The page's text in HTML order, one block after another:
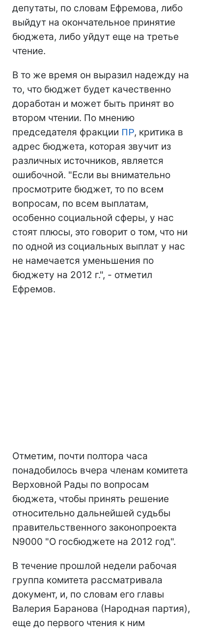
депутаты, по словам Ефремова, либо
выйдут на окончательное принятие
бюджета, либо уйдут еще на третье
чтение.
В то же время он выразил надежду на
то, что бюджет будет качественно
доработан и может быть принят во
втором чтении. По мнению
председателя фракции ПР, критика в
адрес бюджета, которая звучит из
различных источников, является
ошибочной. "Если вы внимательно
просмотрите бюджет, то по всем
вопросам, по всем выплатам,
особенно социальной сферы, у нас
стоят плюсы, это говорит о том, что ни
по одной из социальных выплат у нас
не намечается уменьшения по
бюджету на 2012 г.", - отметил
Ефремов.
Отметим, почти полтора часа
понадобилось вчера членам комитета
Верховной Рады по вопросам
бюджета, чтобы принять решение
относительно дальнейшей судьбы
правительственного законопроекта
N9000 "О госбюджете на 2012 год".
В течение прошлой недели рабочая
группа комитета рассматривала
документ, и, по словам его главы
Валерия Баранова (Народная партия),
еще до первого чтения к ним